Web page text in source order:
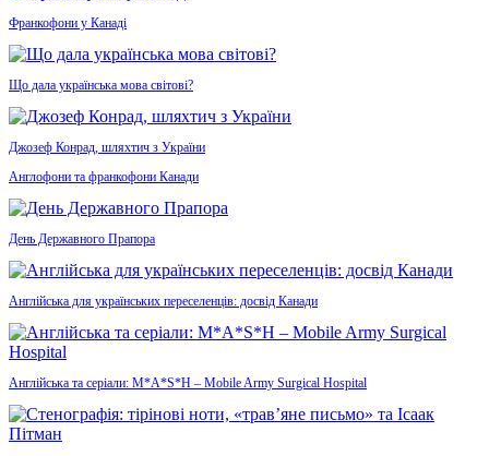
Франкофони у Канаді
Що дала українська мова світові?
Джозеф Конрад, шляхтич з України
Англофони та франкофони Канади
День Державного Прапора
Англійська для українських переселенців: досвід Канади
Англійська та серіали: M*A*S*H – Mobile Army Surgical Hospital